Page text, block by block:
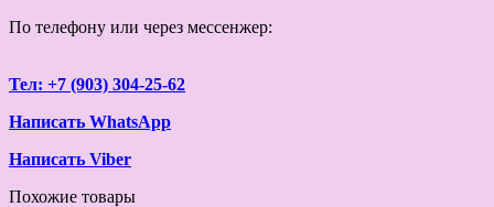
По телефону или через мессенжер:
Тел: +7 (903) 304-25-62
Написать WhatsApp
Написать Viber
Похожие товары